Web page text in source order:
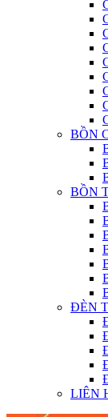
BỒN
BỒN
ĐÈN
LIÊN